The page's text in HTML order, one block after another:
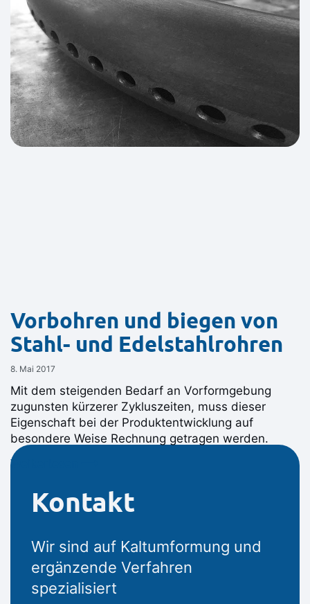
Vorbohren und biegen von
Stahl- und Edelstahlrohren
8. Mai 2017
Mit dem steigenden Bedarf an Vorformgebung
zugunsten kürzerer Zykluszeiten, muss dieser
Eigenschaft bei der Produktentwicklung auf
besondere Weise Rechnung getragen werden.
Weiterlesen ⟶
Kontakt
Wir sind auf Kaltumformung und
ergänzende Verfahren
spezialisiert